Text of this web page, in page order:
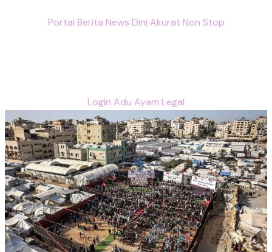
Portal Berita News Dini Akurat Non Stop
Login Adu Ayam Legal